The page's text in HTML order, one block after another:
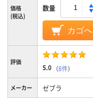
価格
(税込)
数量
カゴへ
評価
5.0 （8件）
メーカー ゼブラ